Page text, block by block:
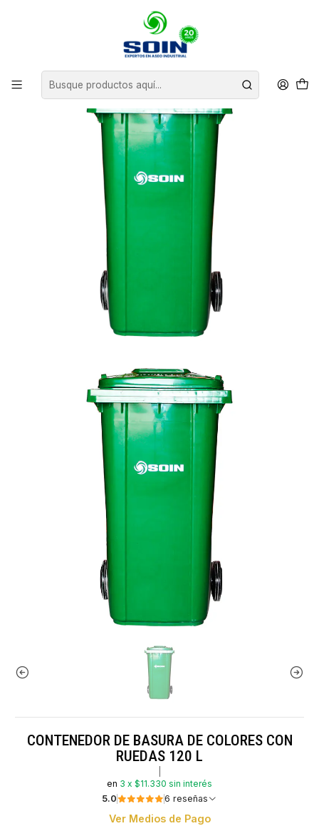
CONTENEDORES DE BASURA
CONTENEDOR DE BASURA DE COLORES CON RUEDAS 120 L
CONTENEDOR DE BASURA DE COLORES CON
RUEDAS 120 L
en 3 x $11.330 sin interés
5.0
6 reseñas
Ver Medios de Pago